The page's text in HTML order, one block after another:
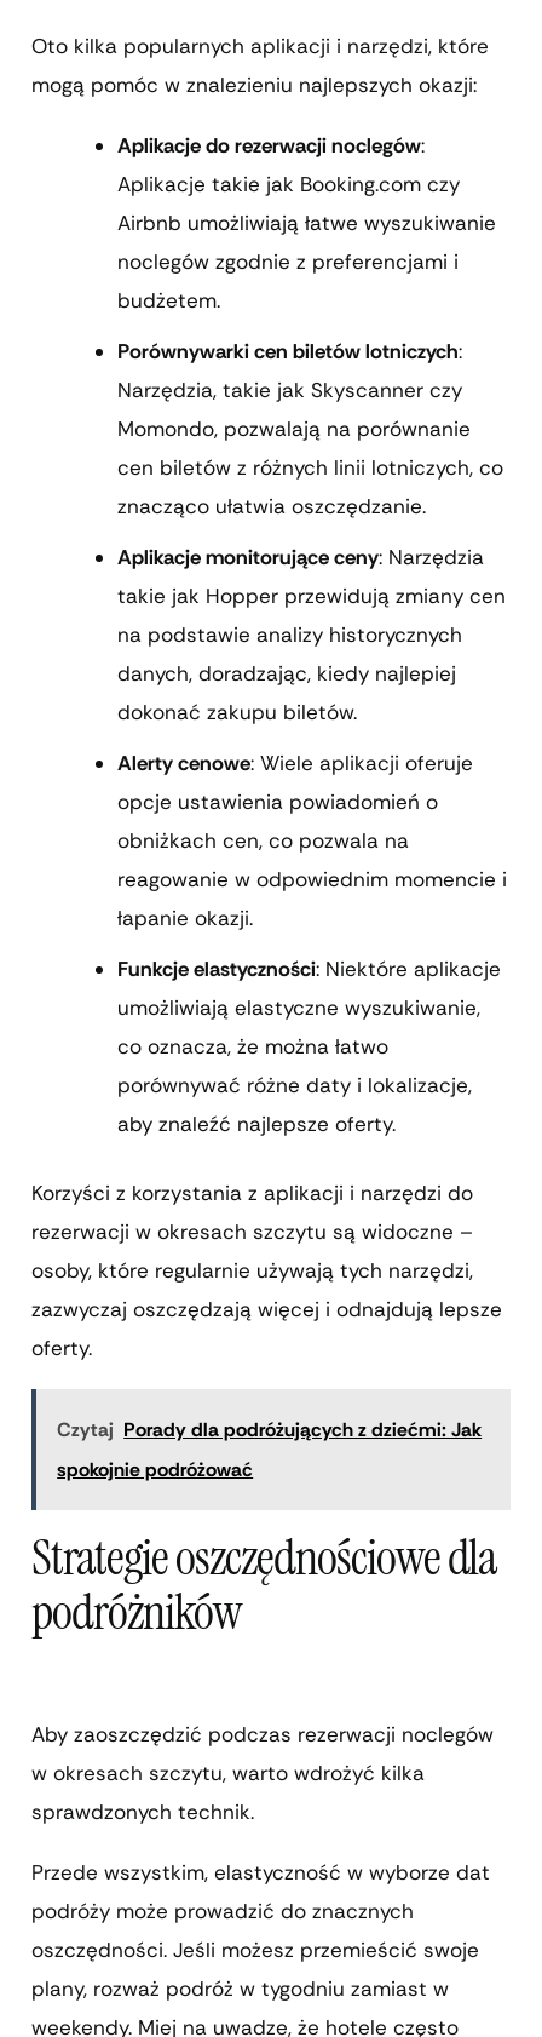
Oto kilka popularnych aplikacji i narzędzi, które
mogą pomóc w znalezieniu najlepszych okazji:
Aplikacje do rezerwacji noclegów:
Aplikacje takie jak Booking.com czy
Airbnb umożliwiają łatwe wyszukiwanie
noclegów zgodnie z preferencjami i
budżetem.
Porównywarki cen biletów lotniczych:
Narzędzia, takie jak Skyscanner czy
Momondo, pozwalają na porównanie
cen biletów z różnych linii lotniczych, co
znacząco ułatwia oszczędzanie.
Aplikacje monitorujące ceny: Narzędzia
takie jak Hopper przewidują zmiany cen
na podstawie analizy historycznych
danych, doradzając, kiedy najlepiej
dokonać zakupu biletów.
Alerty cenowe: Wiele aplikacji oferuje
opcje ustawienia powiadomień o
obniżkach cen, co pozwala na
reagowanie w odpowiednim momencie i
łapanie okazji.
Funkcje elastyczności: Niektóre aplikacje
umożliwiają elastyczne wyszukiwanie,
co oznacza, że można łatwo
porównywać różne daty i lokalizacje,
aby znaleźć najlepsze oferty.
Korzyści z korzystania z aplikacji i narzędzi do
rezerwacji w okresach szczytu są widoczne –
osoby, które regularnie używają tych narzędzi,
zazwyczaj oszczędzają więcej i odnajdują lepsze
oferty.
Czytaj Porady dla podróżujących z dziećmi: Jak
spokojnie podróżować
Strategie oszczędnościowe dla
podróżników
Aby zaoszczędzić podczas rezerwacji noclegów
w okresach szczytu, warto wdrożyć kilka
sprawdzonych technik.
Przede wszystkim, elastyczność w wyborze dat
podróży może prowadzić do znacznych
oszczędności. Jeśli możesz przemieścić swoje
plany, rozważ podróż w tygodniu zamiast w
weekendy. Miej na uwadze, że hotele często